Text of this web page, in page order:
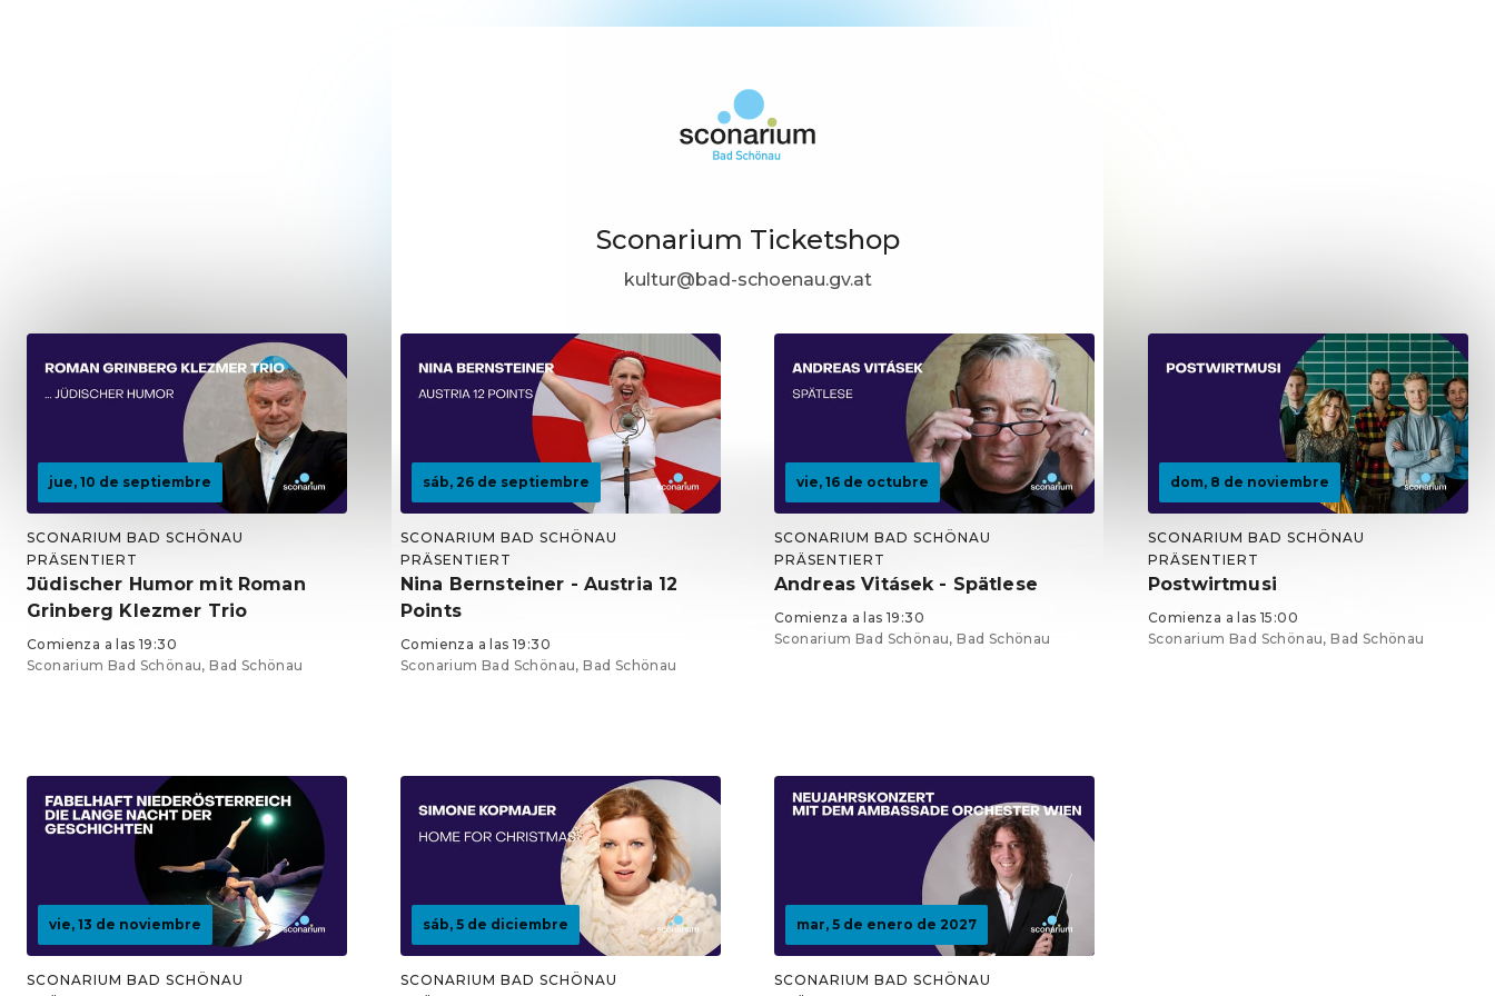
Sconarium Ticketshop
kultur@bad-schoenau.gv.at
jue, 10 de septiembre
SCONARIUM BAD SCHÖNAU
PRÄSENTIERT
Jüdischer Humor mit Roman
Grinberg Klezmer Trio
Comienza a las 19:30
Sconarium Bad Schönau, Bad Schönau
sáb, 26 de septiembre
SCONARIUM BAD SCHÖNAU
PRÄSENTIERT
Nina Bernsteiner - Austria 12
Points
Comienza a las 19:30
Sconarium Bad Schönau, Bad Schönau
vie, 16 de octubre
SCONARIUM BAD SCHÖNAU
PRÄSENTIERT
Andreas Vitásek - Spätlese
Comienza a las 19:30
Sconarium Bad Schönau, Bad Schönau
dom, 8 de noviembre
SCONARIUM BAD SCHÖNAU
PRÄSENTIERT
Postwirtmusi
Comienza a las 15:00
Sconarium Bad Schönau, Bad Schönau
vie, 13 de noviembre
SCONARIUM BAD SCHÖNAU
sáb, 5 de diciembre
SCONARIUM BAD SCHÖNAU
mar, 5 de enero de 2027
SCONARIUM BAD SCHÖNAU